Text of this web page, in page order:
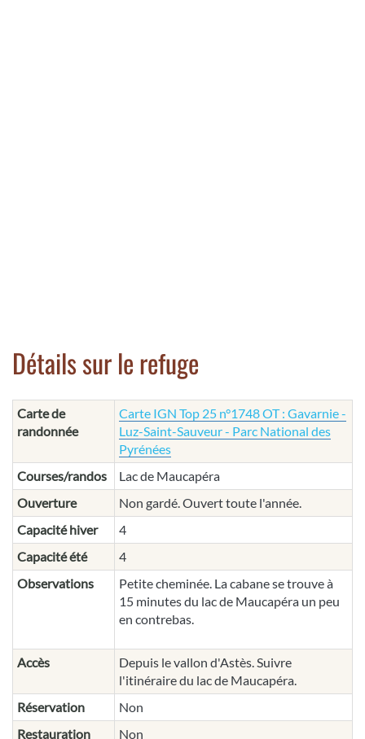
Détails sur le refuge
Carte de
randonnée
Carte IGN Top 25 n°1748 OT : Gavarnie -
Luz-Saint-Sauveur - Parc National des
Pyrénées
Courses/randos
Lac de Maucapéra
Ouverture
Non gardé. Ouvert toute l'année.
Capacité hiver
4
Capacité été
4
Observations
Petite cheminée. La cabane se trouve à
15 minutes du lac de Maucapéra un peu
en contrebas.
Accès
Depuis le vallon d'Astès. Suivre
l'itinéraire du lac de Maucapéra.
Réservation
Non
Restauration
Non